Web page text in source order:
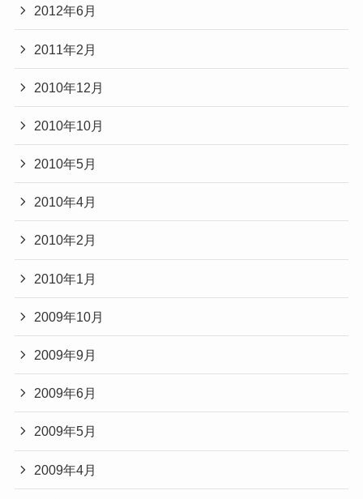
2012年6月
2011年2月
2010年12月
2010年10月
2010年5月
2010年4月
2010年2月
2010年1月
2009年10月
2009年9月
2009年6月
2009年5月
2009年4月